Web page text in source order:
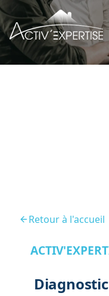
Retour à l'accueil